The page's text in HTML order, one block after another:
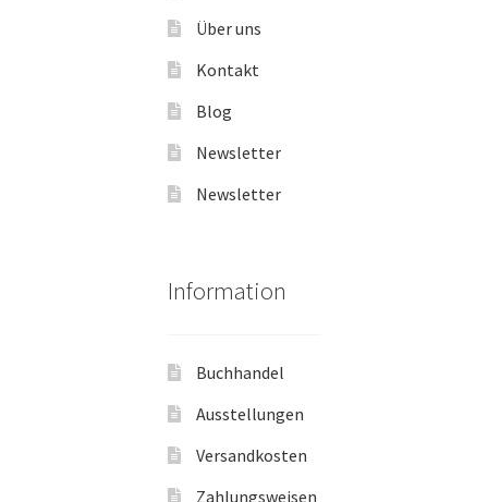
Über uns
Kontakt
Blog
Newsletter
Newsletter
Information
Buchhandel
Ausstellungen
Versandkosten
Zahlungsweisen